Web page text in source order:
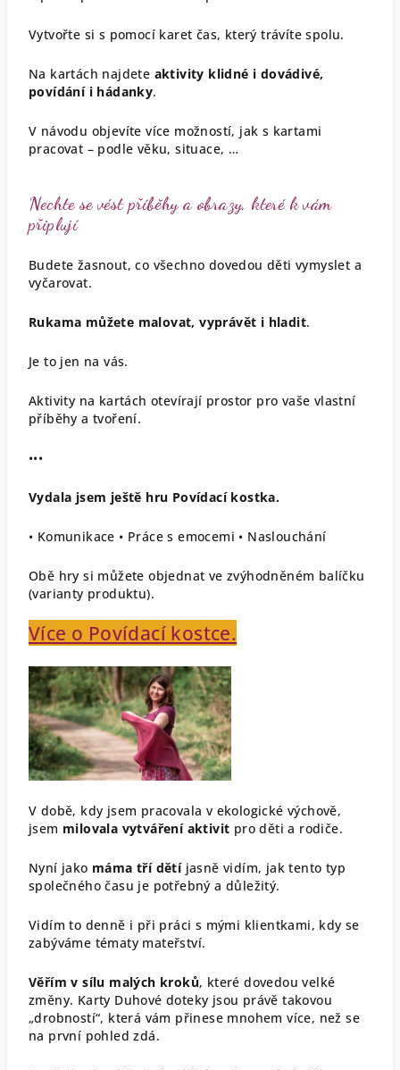
Vytvořte si s pomocí karet čas, který trávíte spolu.
Na kartách najdete aktivity klidné i dovádivé,
povídání i hádanky.
V návodu objevíte více možností, jak s kartami
pracovat – podle věku, situace, …
Nechte se vést příběhy a obrazy, které k vám
připlují
Budete žasnout, co všechno dovedou děti vymyslet a
vyčarovat.
Rukama můžete malovat, vyprávět i hladit.
Je to jen na vás.
Aktivity na kartách otevírají prostor pro vaše vlastní
příběhy a tvoření.
•••
Vydala jsem ještě hru Povídací kostka.
• Komunikace • Práce s emocemi • Naslouchání
Obě hry si můžete objednat ve zvýhodněném balíčku
(varianty produktu).
Více o Povídací kostce.
V době, kdy jsem pracovala v ekologické výchově,
jsem milovala vytváření aktivit pro děti a rodiče.
Nyní jako máma tří dětí jasně vidím, jak tento typ
společného času je potřebný a důležitý.
Vidím to denně i při práci s mými klientkami, kdy se
zabýváme tématy mateřství.
Věřím v sílu malých kroků, které dovedou velké
změny. Karty Duhové doteky jsou právě takovou
„drobností“, která vám přinese mnohem více, než se
na první pohled zdá.